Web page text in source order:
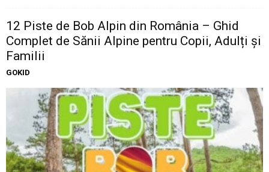
12 Piste de Bob Alpin din România – Ghid
Complet de Sănii Alpine pentru Copii, Adulți și
Familii
GOKID